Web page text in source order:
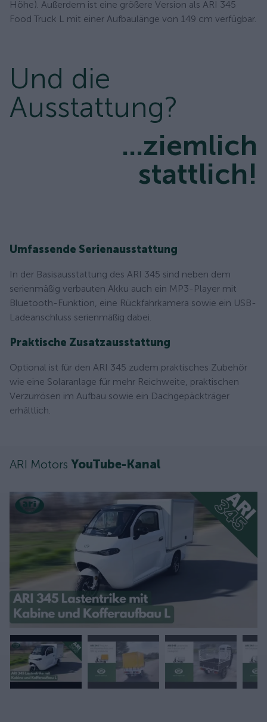
Höhe). Außerdem ist eine größere Version als ARI 345
Food Truck L mit einer Aufbaulänge von 149 cm verfügbar.
Und die
Ausstattung?
...ziemlich
stattlich!
Umfassende Serienausstattung
In der Basisausstattung des ARI 345 sind neben dem
serienmäßig verbauten Akku auch ein MP3-Player mit
Bluetooth-Funktion, eine Rückfahrkamera sowie ein USB-
Ladeanschluss serienmäßig dabei.
Praktische Zusatzausstattung
Optional ist für den ARI 345 zudem praktisches Zubehör
wie eine Solaranlage für mehr Reichweite, praktischen
Verzurrösen im Aufbau sowie ein Dachgepäckträger
erhältlich.
ARI Motors YouTube-Kanal